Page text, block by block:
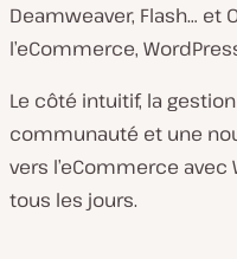
Deamweaver, Flash… et
l’eCommerce,
Le côté intuitif, la
communauté et une
vers l’eCommerce
tous les jours.